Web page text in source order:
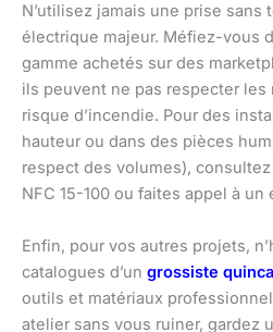
N’utilisez jamais une prise sans
électrique majeur. Méfiez-vous
gamme achetés sur des
ils peuvent ne pas respecter
risque d’incendie. Pour des
hauteur ou dans des pièces
respect des volumes),
NFC 15-100 ou faites appel à
Enfin, pour vos autres projets,
catalogues d’un grossiste
outils et matériaux
atelier sans vous ruiner, gardez